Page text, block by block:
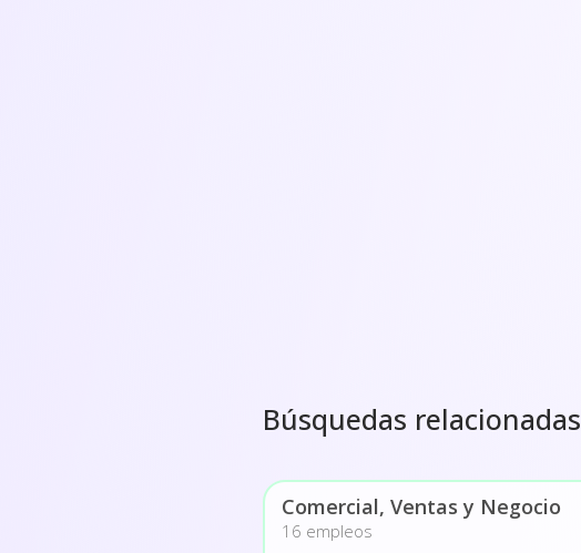
Búsquedas relacionadas
Comercial, Ventas y Negocio
16 empleos